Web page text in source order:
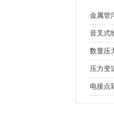
金属管
音叉式
数显压
压力变
电接点